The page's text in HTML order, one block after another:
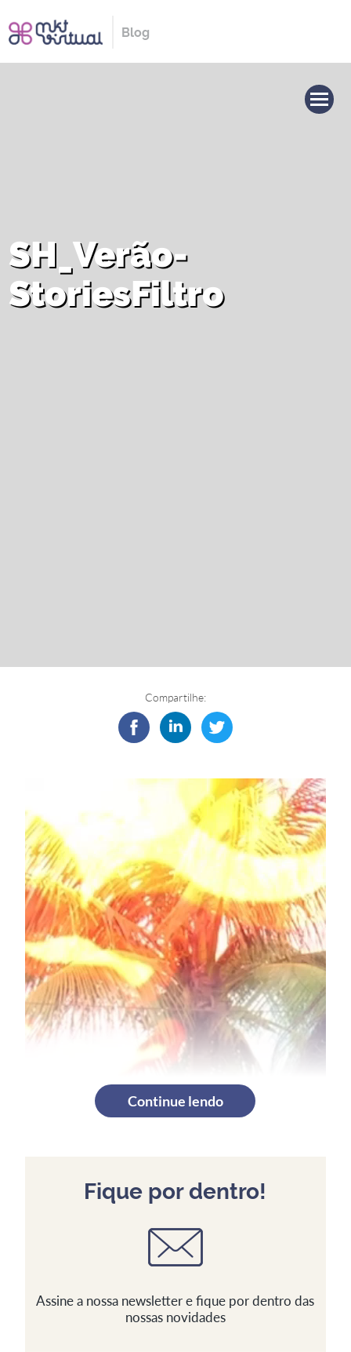
Blog
SH_Verão-
StoriesFiltro
Compartilhe:
Continue lendo
Fique por dentro!
Assine a nossa newsletter e fique por dentro das
nossas novidades